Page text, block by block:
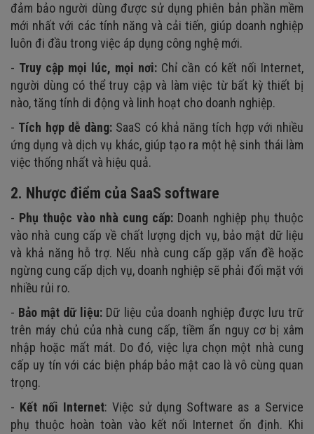
đảm bảo người dùng được sử dụng phiên bản phần mềm
mới nhất với các tính năng và cải tiến, giúp doanh nghiệp
luôn đi đầu trong việc áp dụng công nghệ mới.
- Truy cập mọi lúc, mọi nơi: Chỉ cần có kết nối Internet,
người dùng có thể truy cập và làm việc từ bất kỳ thiết bị
nào, tăng tính di động và linh hoạt cho doanh nghiệp.
- Tích hợp dễ dàng: SaaS có khả năng tích hợp với nhiều
ứng dụng và dịch vụ khác, giúp tạo ra một hệ sinh thái làm
việc thống nhất và hiệu quả.
2. Nhược điểm của SaaS software
- Phụ thuộc vào nhà cung cấp: Doanh nghiệp phụ thuộc
vào nhà cung cấp về chất lượng dịch vụ, bảo mật dữ liệu
và khả năng hỗ trợ. Nếu nhà cung cấp gặp vấn đề hoặc
ngừng cung cấp dịch vụ, doanh nghiệp sẽ phải đối mặt với
nhiều rủi ro.
- Bảo mật dữ liệu: Dữ liệu của doanh nghiệp được lưu trữ
trên máy chủ của nhà cung cấp, tiềm ẩn nguy cơ bị xâm
nhập hoặc mất mát. Do đó, việc lựa chọn một nhà cung
cấp uy tín với các biện pháp bảo mật cao là vô cùng quan
trọng.
- Kết nối Internet: Việc sử dụng Software as a Service
phụ thuộc hoàn toàn vào kết nối Internet ổn định. Khi